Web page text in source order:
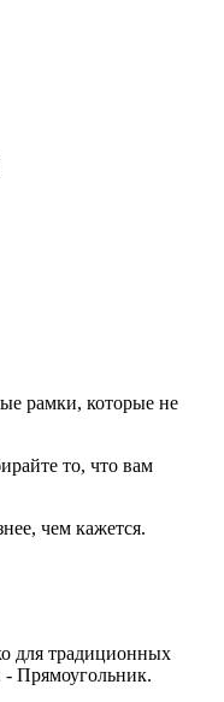
рамки, которые не
то, что вам
чем кажется.
для традиционных
Прямоугольник.